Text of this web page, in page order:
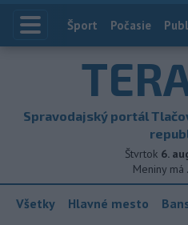
Index
Šport Počasie
Spravodajský portál
Štvrtok 6.
Meniny má
Všetky Hlavné mesto